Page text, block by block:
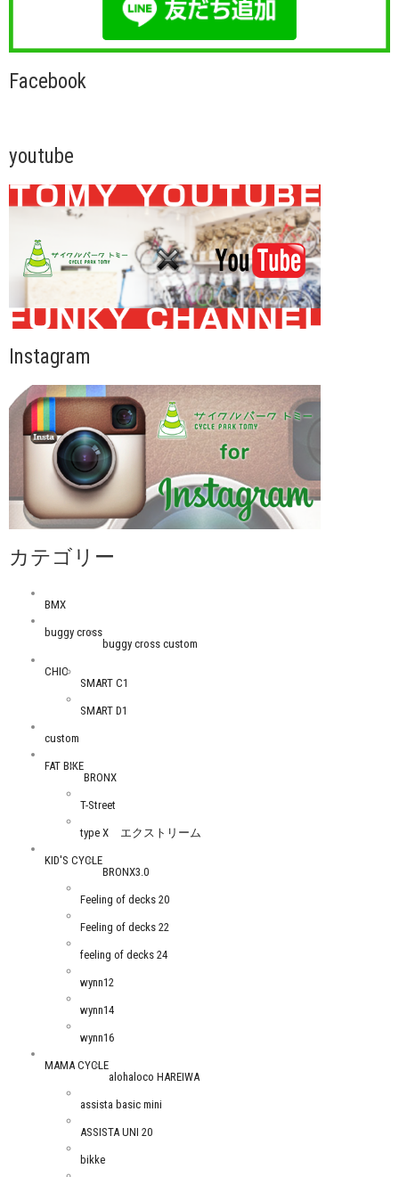
Facebook
youtube
Instagram
カテゴリー
BMX
buggy cross
buggy cross custom
CHIC
SMART C1
SMART D1
custom
FAT BIKE
BRONX
T-Street
type X エクストリーム
KID'S CYCLE
BRONX3.0
Feeling of decks 20
Feeling of decks 22
feeling of decks 24
wynn12
wynn14
wynn16
MAMA CYCLE
alohaloco HAREIWA
assista basic mini
ASSISTA UNI 20
bikke